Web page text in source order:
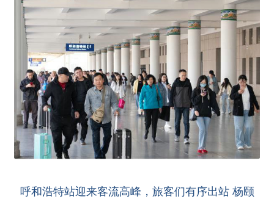
呼和浩特站迎来客流高峰，旅客们有序出站 杨颐